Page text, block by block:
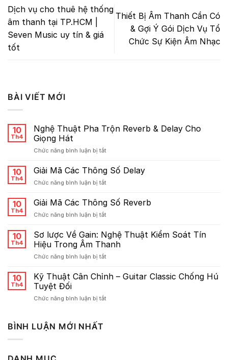
Dịch vụ cho thuê hệ thống
âm thanh tại TP.HCM |
Seven Music uy tín & giá
tốt
Thiết Bị Âm Thanh Cần Có
& Gợi Ý Gói Dịch Vụ Tổ
Chức Sự Kiện Âm Nhạc
BÀI VIẾT MỚI
10
Th4
Nghệ Thuật Pha Trộn Reverb & Delay Cho
Giọng Hát
Chức năng bình luận bị tắtở
Thuật
Pha
Trộn
&
Hát
10
Th4
Giải Mã Các Thông Số Delay
Chức năng bình luận bị tắtở
Mã
Các
Thông
Delay
10
Th4
Giải Mã Các Thông Số Reverb
Chức năng bình luận bị tắtở
Mã
Các
Thông
Số
10
Th4
Sơ lược Về Gain: Nghệ Thuật Kiểm Soát Tín
Hiệu Trong Âm Thanh
Chức năng bình luận bị tắtở
lược
Nghệ
10
Th4
Kỹ Thuật Cân Chỉnh – Guitar Classic Chống Hú
Tuyệt Đối
Chức năng bình luận bị tắtở
BÌNH LUẬN MỚI NHẤT